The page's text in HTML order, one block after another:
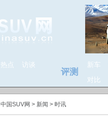
热点
访谈
评测
新车
对比
中国SUV网 > 新闻 > 时讯